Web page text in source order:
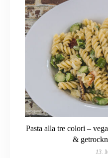
Pasta alla tre colori –
&
13.